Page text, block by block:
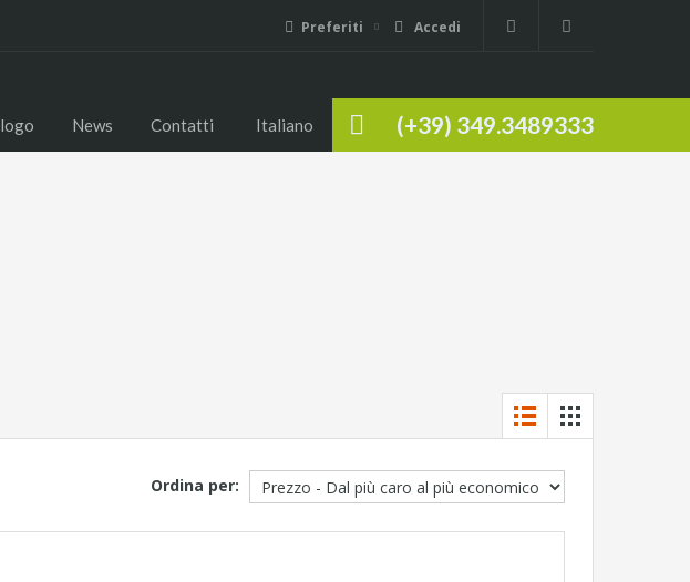
Preferiti Accedi
(+39) 349.3489333
News Contatti Italiano
Ordina per: